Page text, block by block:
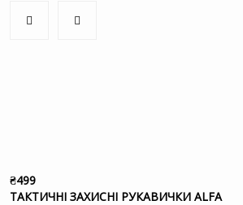
₴499
ТАКТИЧНІ ЗАХИСНІ РУКАВИЧКИ ALFA